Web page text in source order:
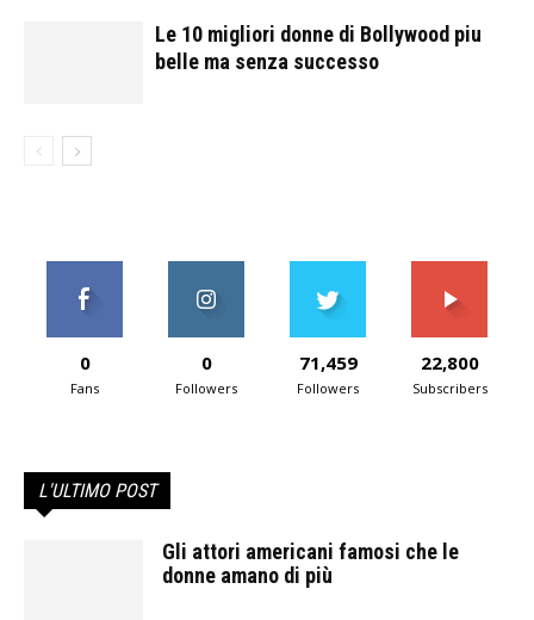
Le 10 migliori donne di Bollywood piu
belle ma senza successo
0
Fans
0
Followers
71,459
Followers
22,800
Subscribers
L'ULTIMO POST
Gli attori americani famosi che le
donne amano di più